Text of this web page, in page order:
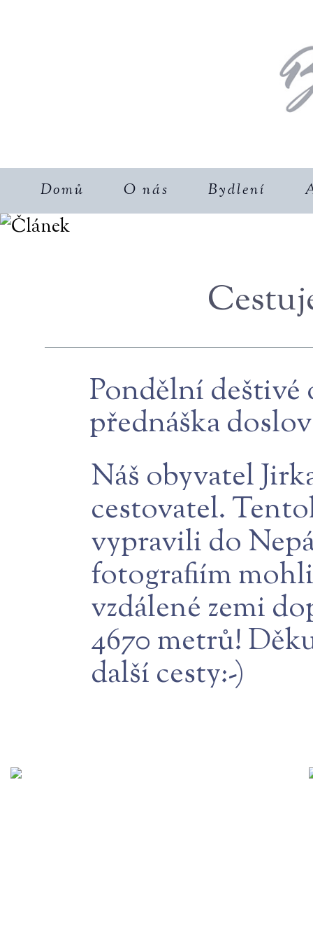
Domů O nás Bydlení
Pondělní deštivé
přednáška
Náš obyvatel
cestovatel.
vypravili do
fotografiím
vzdálené zemi
4670 metrů!
další cesty:-)